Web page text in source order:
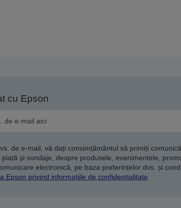
cu Epson
de e-mail, vă dați consimțământul să primiți
și sondaje, despre produsele, evenimentele,
electronică, pe baza preferințelor dvs. și
Epson privind informațiile de confidențialitate